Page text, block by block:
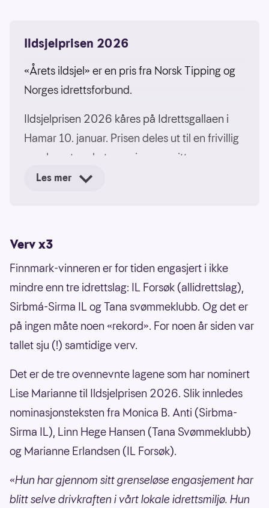
Ildsjelprisen 2026
«Årets ildsjel» er en pris fra Norsk Tipping og
Norges idrettsforbund.
Ildsjelprisen 2026 kåres på Idrettsgallaen i
Hamar 10. januar. Prisen deles ut til en frivillig
som har utmerket seg gjennom sitt
engasjement for idretten.
tolv vinnerne vil delta på Idrettsgallaen, der
en av dem blir «Årets ildsjel 2026» for hele
landet.
Prisen er en motivasjonspris, ikke en
hederspris.
Uansett alder har vedkommende gjort en
solid frivillig/uegennyttig innsats i idretten
utover det man kan forvente.
Vedkommende er ikke ansatt i klubben
der arbeidsinnsatsen og dugnadstimene
legges ned.
Les mer
Verv x3
Finnmark-vinneren er for tiden engasjert i ikke
mindre enn tre idrettslag: IL Forsøk (allidrettslag),
Sirbmá-Sirma IL og Tana svømmeklubb. Og det er
på ingen måte noen «rekord». For noen år siden var
tallet sju (!) samtidige verv.
Det er de tre ovennevnte lagene som har nominert
Lise Marianne til Ildsjelprisen 2026. Slik innledes
nominasjonsteksten fra Monica B. Anti (Sirbma-
Sirma IL), Linn Hege Hansen (Tana Svømmeklubb)
og Marianne Erlandsen (IL Forsøk).
«Hun har gjennom sitt grenseløse engasjement har
blitt selve drivkraften i vårt lokale idrettsmiljø. Hun